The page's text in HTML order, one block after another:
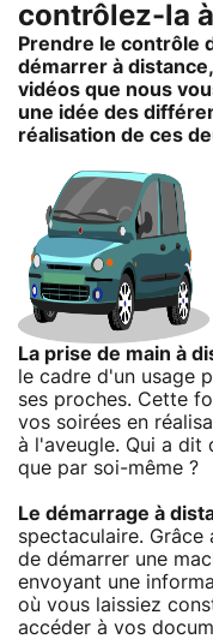
contrôlez-la
Prendre le contrôle
démarrer à
vidéos que nous
une idée des
réalisation de ces
La prise de main à
le cadre d'un usage
ses proches. Cette
vos soirées en
à l'aveugle. Qui a dit
que par soi-même ?
Le démarrage à
spectaculaire. Grâce
de démarrer une
envoyant une
où vous laissiez
accéder à vos